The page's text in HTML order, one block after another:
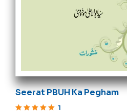
Seerat PBUH Ka Pegham
1